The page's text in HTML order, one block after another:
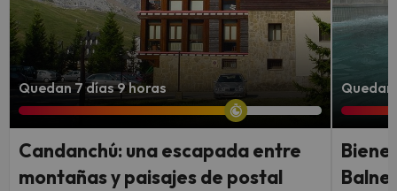
Quedan 7 días 9 horas
Candanchú: una escapada entre
montañas y paisajes de postal